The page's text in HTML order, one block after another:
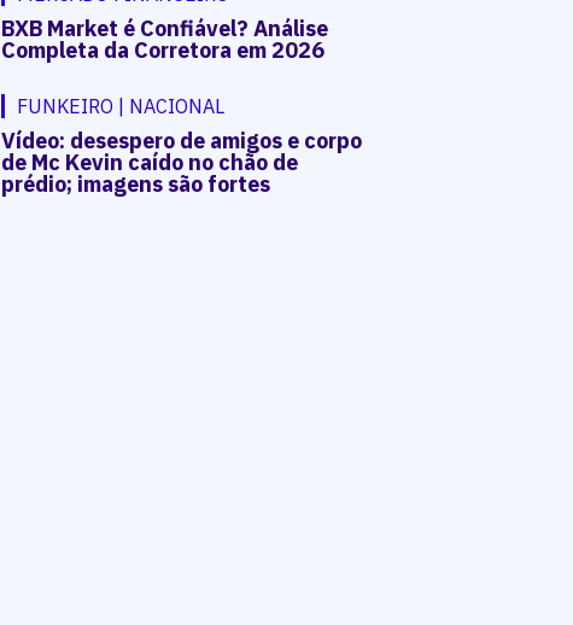
BXB Market é Confiável? Análise
Completa da Corretora em 2026
FUNKEIRO | NACIONAL
Vídeo: desespero de amigos e corpo
de Mc Kevin caído no chão de
prédio; imagens são fortes